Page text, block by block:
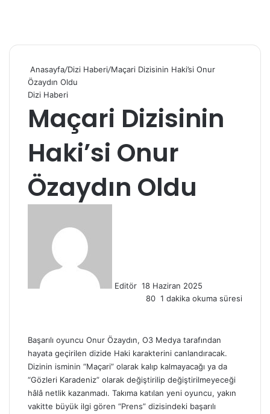
Anasayfa/Dizi Haberi/Maçari Dizisinin Haki’si Onur
Özaydın Oldu
Dizi Haberi
Maçari Dizisinin
Haki’si Onur
Özaydın Oldu
Editör o
g
ö
n
d
e
18 Haziran 2025
80 1 dakika okuma süresi
Başarılı oyuncu Onur Özaydın, O3 Medya tarafından
hayata geçirilen dizide Haki karakterini canlandıracak.
Dizinin isminin “Maçari” olarak kalıp kalmayacağı ya da
“Gözleri Karadeniz” olarak değiştirilip değiştirilmeyeceği
hâlâ netlik kazanmadı. Takıma katılan yeni oyuncu, yakın
vakitte büyük ilgi gören “Prens” dizisindeki başarılı